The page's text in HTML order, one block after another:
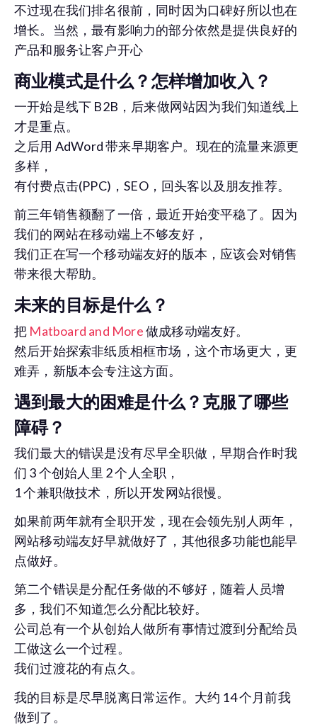
不过现在我们排名很前，同时因为口碑好所以也在
增长。当然，最有影响力的部分依然是提供良好的
产品和服务让客户开心
商业模式是什么？怎样增加收入？
一开始是线下 B2B，后来做网站因为我们知道线上
才是重点。
之后用 AdWord 带来早期客户。现在的流量来源更
多样，
有付费点击(PPC)，SEO，回头客以及朋友推荐。
前三年销售额翻了一倍，最近开始变平稳了。因为
我们的网站在移动端上不够友好，
我们正在写一个移动端友好的版本，应该会对销售
带来很大帮助。
未来的目标是什么？
把 Matboard and More做成移动端友好。
然后开始探索非纸质相框市场，这个市场更大，更
难弄，新版本会专注这方面。
遇到最大的困难是什么？克服了哪些
障碍？
我们最大的错误是没有尽早全职做，早期合作时我
们 3 个创始人里 2 个人全职，
1 个兼职做技术，所以开发网站很慢。
如果前两年就有全职开发，现在会领先别人两年，
网站移动端友好早就做好了，其他很多功能也能早
点做好。
第二个错误是分配任务做的不够好，随着人员增
多，我们不知道怎么分配比较好。
公司总有一个从创始人做所有事情过渡到分配给员
工做这么一个过程。
我们过渡花的有点久。
我的目标是尽早脱离日常运作。大约 14 个月前我
做到了。